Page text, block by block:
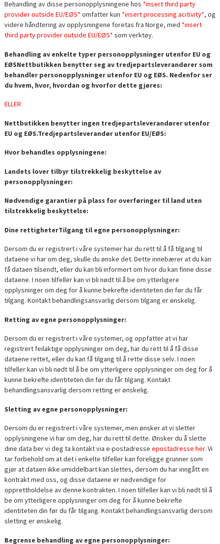
Behandling av disse personopplysningene hos *insert third party
provider outside EU/EØS* omfatter kun *insert processing acitivity*, og
videre håndtering av opplysningene foretas fra Norge, med *insert
third party provider outside EU/EØS* som verktøy.
Behandling av enkelte typer personopplysninger utenfor EU og
EØSNettbutikken benytter seg av tredjepartsleverandører som
behandler personopplysninger utenfor EU og EØS. Nedenfor ser
du hvem, hvor, hvordan og hvorfor dette gjøres:
ELLER
Nettbutikken benytter ingen tredjepartsleverandører utenfor
EU og EØS.Tredjepartsleverandør utenfor EU/EØS:
Hvor behandles opplysningene:
Landets lover tilbyr tilstrekkelig beskyttelse av
personopplysninger:
Nødvendige garantier på plass for overføringer til land uten
tilstrekkelig beskyttelse:
Dine rettigheterTilgang til egne personopplysninger:
Dersom du er registrert i våre systemer har du rett til å få tilgang til
dataene vi har om deg, skulle du ønske det. Dette innebærer at du kan
få dataen tilsendt, eller du kan bli informert om hvor du kan finne disse
dataene. I noen tilfeller kan vi bli nødt til å be om ytterligere
opplysninger om deg for å kunne bekrefte identiteten din før du får
tilgang. Kontakt behandlingsansvarlig dersom tilgang er ønskelig.
Retting av egne personopplysninger:
Dersom du er registrert i våre systemer, og oppfatter at vi har
registrert feilaktige opplysninger om deg, har du rett til å få disse
dataene rettet, eller du kan få tilgang til å rette disse selv. I noen
tilfeller kan vi bli nødt til å be om ytterligere opplysninger om deg for å
kunne bekrefte identiteten din før du får tilgang. Kontakt
behandlingsansvarlig dersom retting er ønskelig.
Sletting av egne personopplysninger:
Dersom du er registrert i våre systemer, men ønsker at vi sletter
opplysningene vi har om deg, har du rett til dette. Ønsker du å slette
dine data ber vi deg ta kontakt via e-postadresse epostadresse her. Vi
tar forbehold om at det i enkelte tilfeller kan foreligge grunner som
gjør at dataen ikke umiddelbart kan slettes, dersom du har inngått en
kontrakt med oss, og disse dataene er nødvendige for
opprettholdelse av denne kontrakten. I noen tilfeller kan vi bli nødt til å
be om ytterligere opplysninger om deg for å kunne bekrefte
identiteten din før du får tilgang. Kontakt behandlingsansvarlig dersom
sletting er ønskelig.
Begrense behandling av egne personopplysninger: